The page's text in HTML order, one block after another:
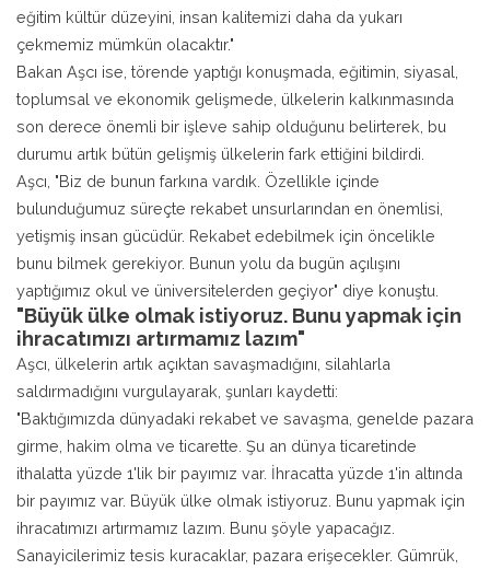
eğitim kültür düzeyini, insan kalitemizi daha da yukarı
çekmemiz mümkün olacaktır."
Bakan Aşcı ise, törende yaptığı konuşmada, eğitimin, siyasal,
toplumsal ve ekonomik gelişmede, ülkelerin kalkınmasında
son derece önemli bir işleve sahip olduğunu belirterek, bu
durumu artık bütün gelişmiş ülkelerin fark ettiğini bildirdi.
Aşcı, "Biz de bunun farkına vardık. Özellikle içinde
bulunduğumuz süreçte rekabet unsurlarından en önemlisi,
yetişmiş insan gücüdür. Rekabet edebilmek için öncelikle
bunu bilmek gerekiyor. Bunun yolu da bugün açılışını
yaptığımız okul ve üniversitelerden geçiyor" diye konuştu.
"Büyük ülke olmak istiyoruz. Bunu yapmak için
ihracatımızı artırmamız lazım"
Aşcı, ülkelerin artık açıktan savaşmadığını, silahlarla
saldırmadığını vurgulayarak, şunları kaydetti:
"Baktığımızda dünyadaki rekabet ve savaşma, genelde pazara
girme, hakim olma ve ticarette. Şu an dünya ticaretinde
ithalatta yüzde 1'lik bir payımız var. İhracatta yüzde 1'in altında
bir payımız var. Büyük ülke olmak istiyoruz. Bunu yapmak için
ihracatımızı artırmamız lazım. Bunu şöyle yapacağız.
Sanayicilerimiz tesis kuracaklar, pazara erişecekler. Gümrük,